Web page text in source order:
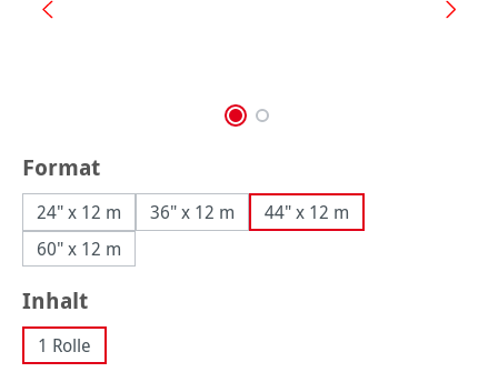
Formatauswählen
24" x 12 m 36" x 12 m
44" x 12 m
60" x 12 m
Inhaltauswählen
1 Rolle